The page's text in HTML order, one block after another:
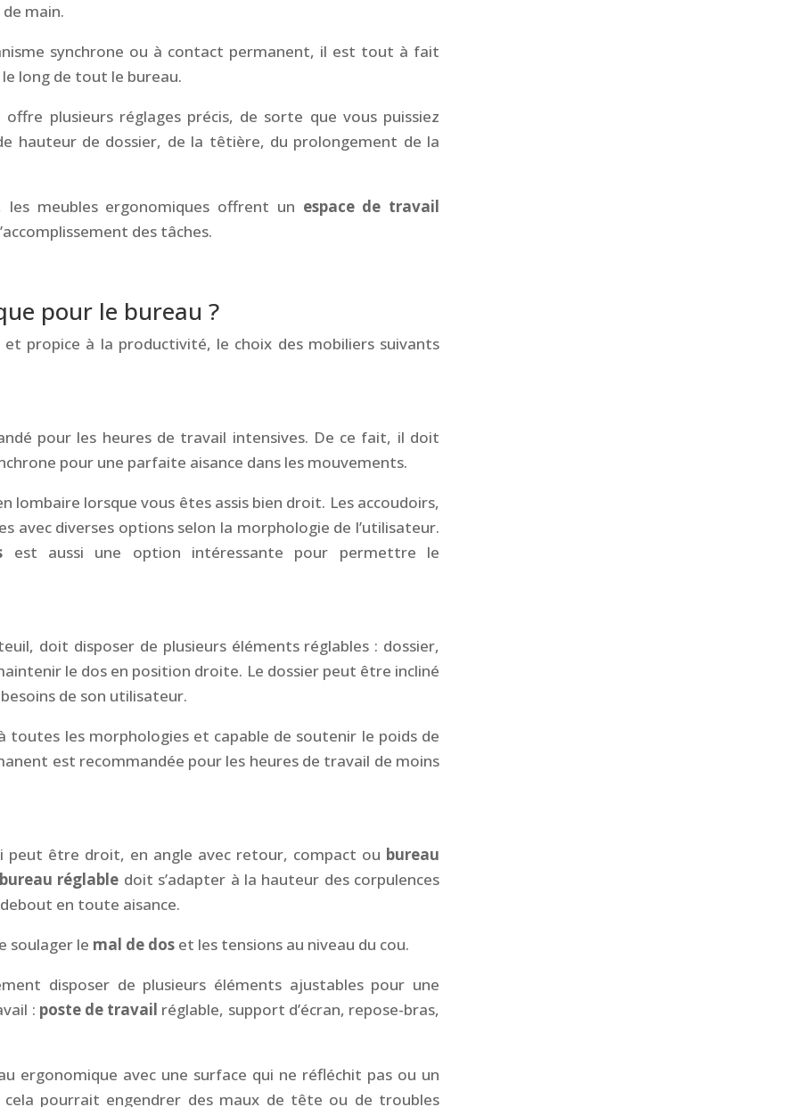
main.
synchrone ou à contact permanent, il est tout à fait
long de tout le bureau.
plusieurs réglages précis, de sorte que vous puissiez
hauteur de dossier, de la têtière, du prolongement de la
les meubles ergonomiques offrent un espace de travail
des tâches.
pour le bureau ?
et propice à la productivité, le choix des mobiliers suivants
pour les heures de travail intensives. De ce fait, il doit
pour une parfaite aisance dans les mouvements.
lombaire lorsque vous êtes assis bien droit. Les accoudoirs,
avec diverses options selon la morphologie de l’utilisateur.
est aussi une option intéressante pour permettre le
doit disposer de plusieurs éléments réglables : dossier,
le dos en position droite. Le dossier peut être incliné
de son utilisateur.
toutes les morphologies et capable de soutenir le poids de
est recommandée pour les heures de travail de moins
peut être droit, en angle avec retour, compact ou bureau
bureau réglable doit s’adapter à la hauteur des corpulences
en toute aisance.
soulager le mal de dos et les tensions au niveau du cou.
disposer de plusieurs éléments ajustables pour une
: poste de travail réglable, support d’écran, repose-bras,
ergonomique avec une surface qui ne réfléchit pas ou un
pourrait engendrer des maux de tête ou de troubles